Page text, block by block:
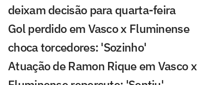
deixam decisão para quarta-feira
Gol perdido em Vasco x Fluminense
choca torcedores: 'Sozinho'
Atuação de Ramon Rique em Vasco x